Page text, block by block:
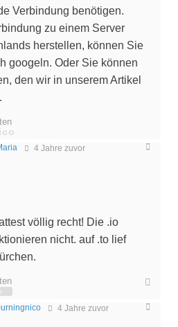
Verbindung benötigen.
zu einem Server
herstellen, können Sie
googeln. Oder Sie können
den wir in unserem Artikel
4 Jahre zuvor
völlig recht! Die .io
nicht. auf .to lief
4 Jahre zuvor